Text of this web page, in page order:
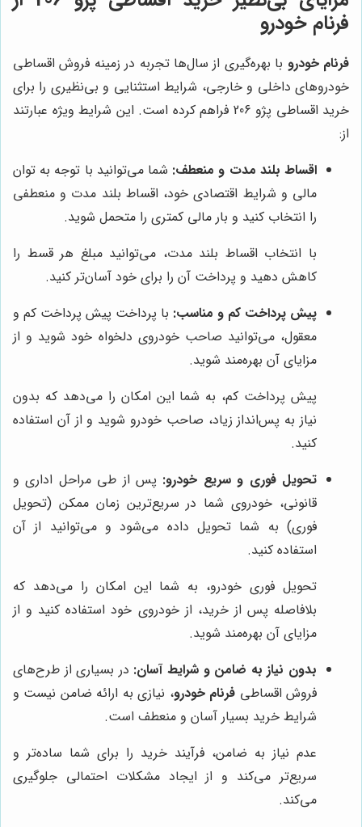
فرنام خودرو
فرنام خودرو با بهره‌گیری از سال‌ها تجربه در زمینه فروش اقساطی
خودروهای داخلی و خارجی، شرایط استثنایی و بی‌نظیری را برای
خرید اقساطی پژو 206 فراهم کرده است. این شرایط ویژه عبارتند
از:
اقساط بلند مدت و منعطف: شما می‌توانید با توجه به توان
مالی و شرایط اقتصادی خود، اقساط بلند مدت و منعطفی
را انتخاب کنید و بار مالی کمتری را متحمل شوید.
با انتخاب اقساط بلند مدت، می‌توانید مبلغ هر قسط را
کاهش دهید و پرداخت آن را برای خود آسان‌تر کنید.
پیش پرداخت کم و مناسب: با پرداخت پیش پرداخت کم و
معقول، می‌توانید صاحب خودروی دلخواه خود شوید و از
مزایای آن بهره‌مند شوید.
پیش پرداخت کم، به شما این امکان را می‌دهد که بدون
نیاز به پس‌انداز زیاد، صاحب خودرو شوید و از آن استفاده
کنید.
تحویل فوری و سریع خودرو: پس از طی مراحل اداری و
قانونی، خودروی شما در سریع‌ترین زمان ممکن (تحویل
فوری) به شما تحویل داده می‌شود و می‌توانید از آن
استفاده کنید.
تحویل فوری خودرو، به شما این امکان را می‌دهد که
بلافاصله پس از خرید، از خودروی خود استفاده کنید و از
مزایای آن بهره‌مند شوید.
بدون نیاز به ضامن و شرایط آسان: در بسیاری از طرح‌های
فروش اقساطی فرنام خودرو، نیازی به ارائه ضامن نیست و
شرایط خرید بسیار آسان و منعطف است.
عدم نیاز به ضامن، فرآیند خرید را برای شما ساده‌تر و
سریع‌تر می‌کند و از ایجاد مشکلات احتمالی جلوگیری
می‌کند.